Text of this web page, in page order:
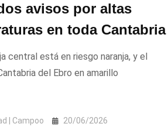
avisos por altas
en toda Cantabria
central está en riesgo naranja, y el
del Ebro en amarillo
| Campoo 20/06/2026